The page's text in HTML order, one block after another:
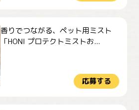
香りでつながる、ペット用ミスト
「HONI プロテクトミストお...
応募する